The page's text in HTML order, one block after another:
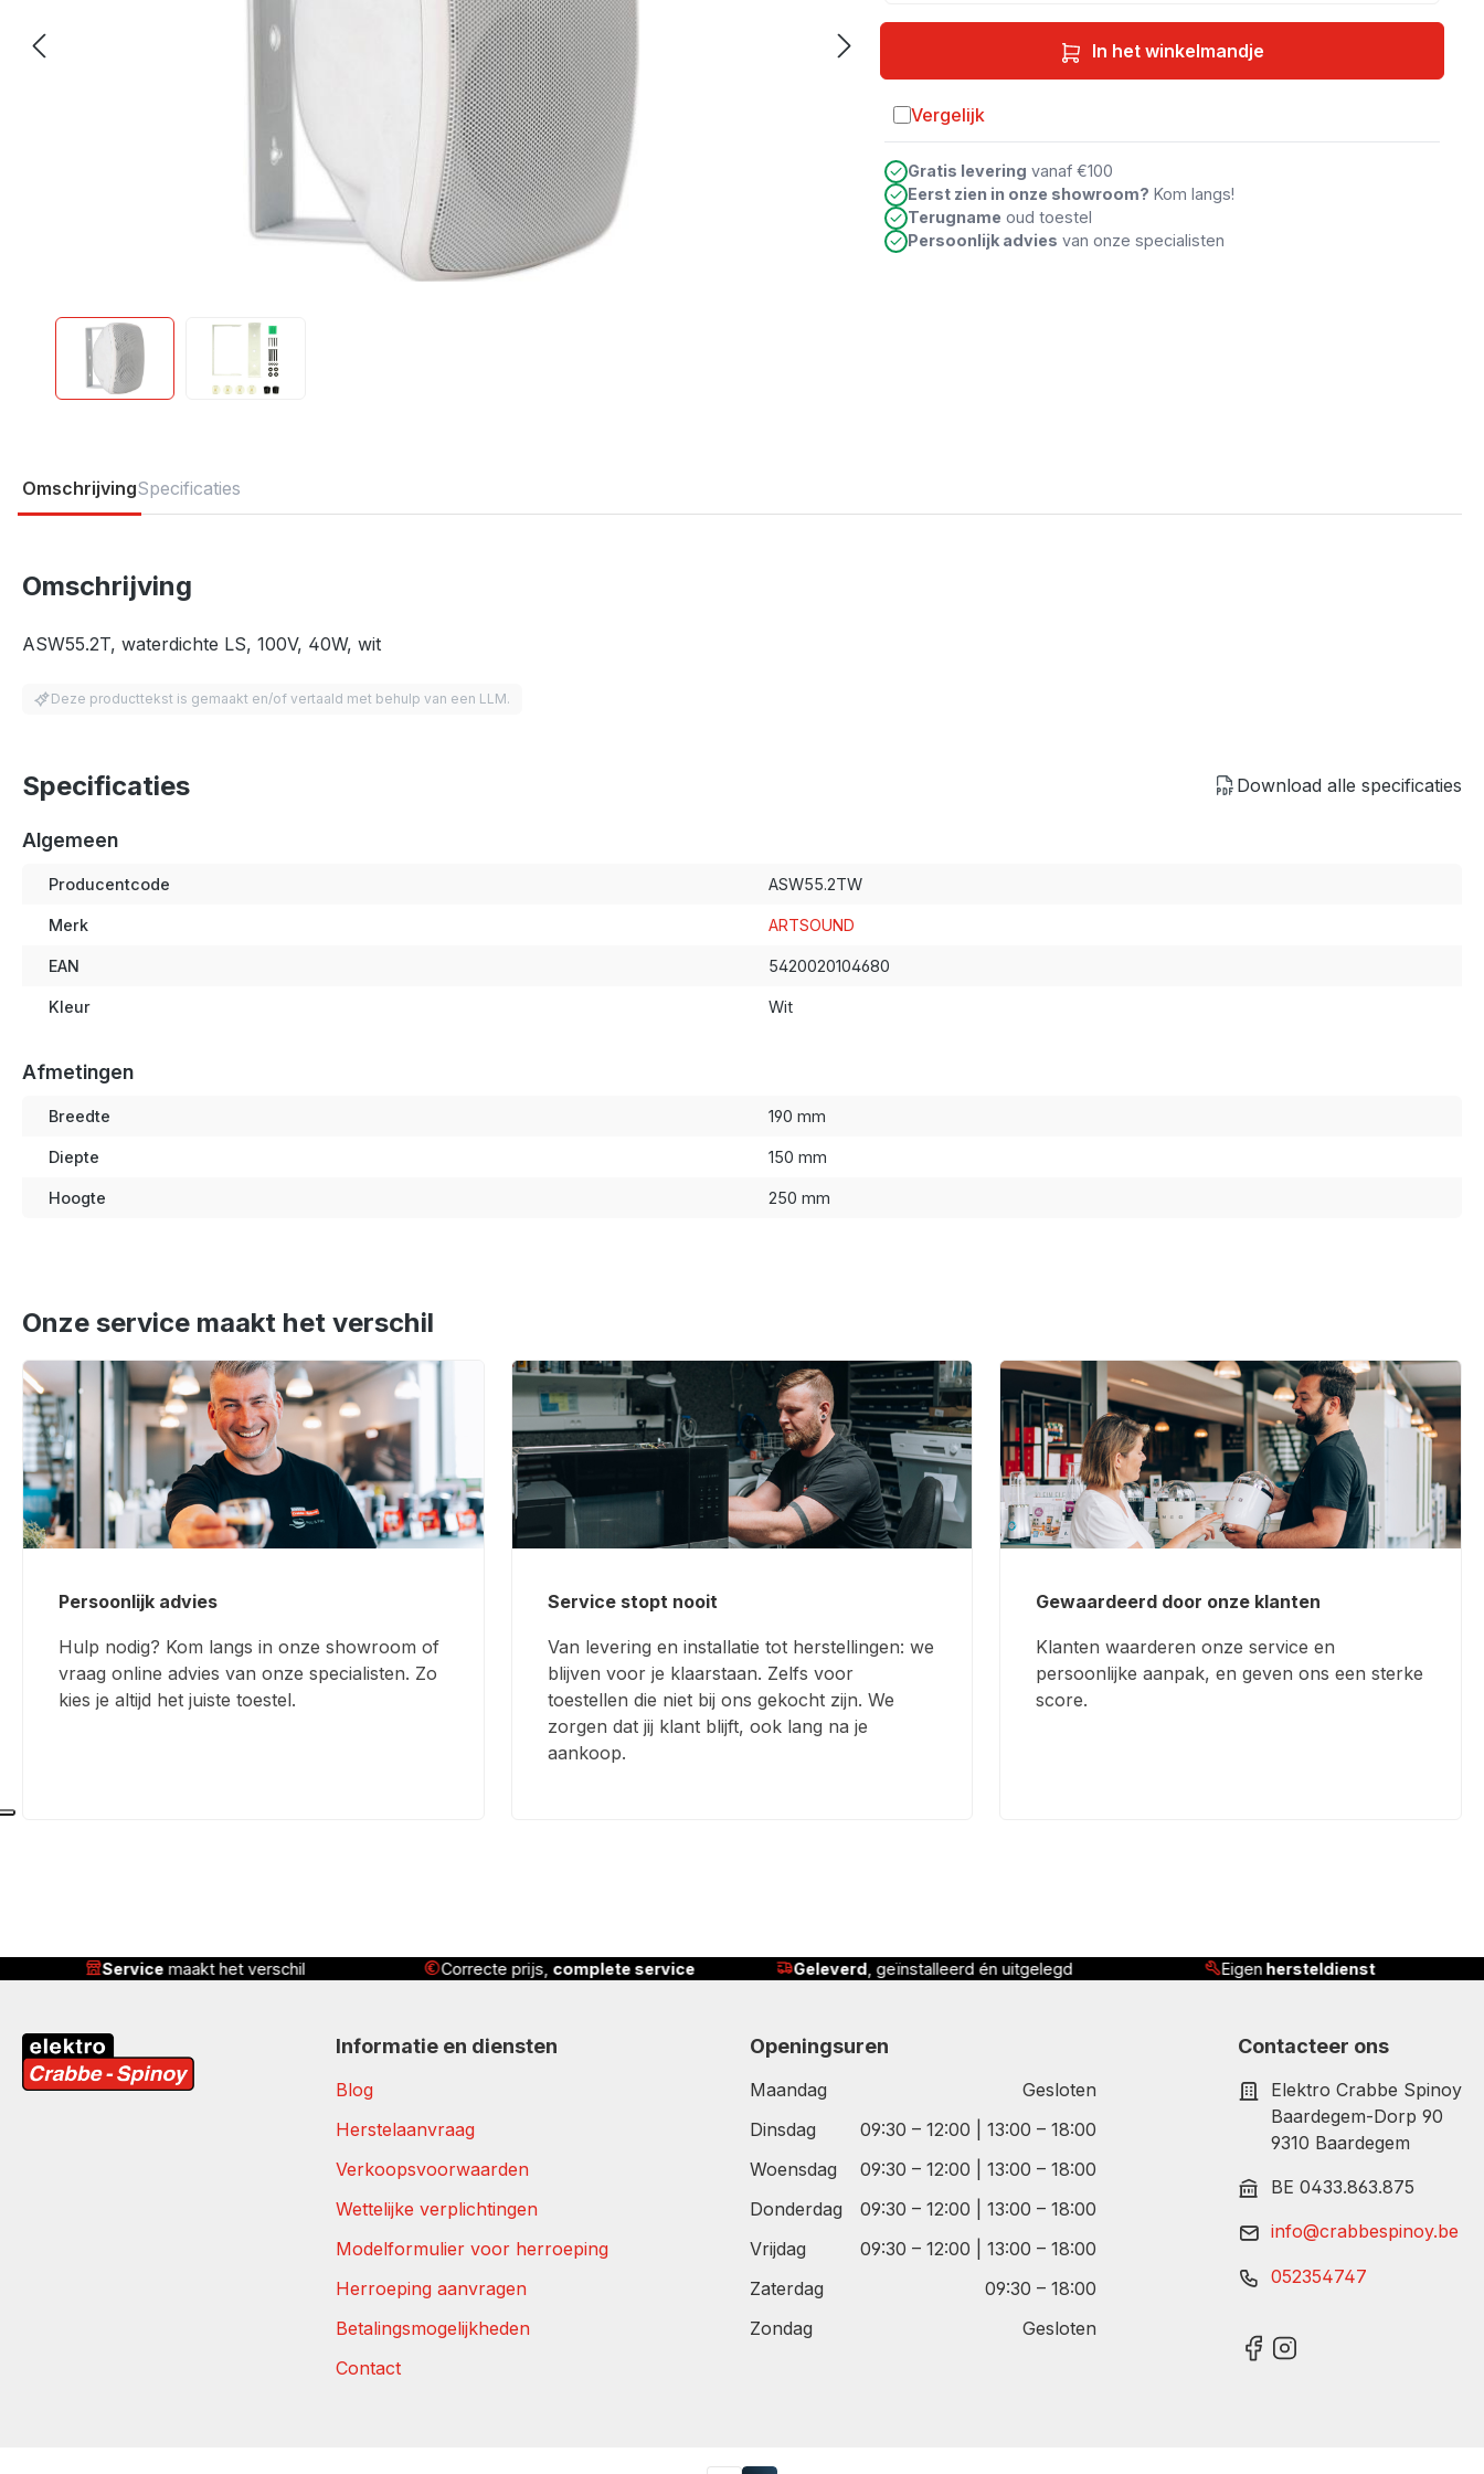
In het winkelmandje
Vergelijk
Toevoegen aan vergelijking
Gratis levering vanaf €100
Eerst zien in onze showroom? Kom langs!
Terugname oud toestel
Persoonlijk advies van onze specialisten
OmschrijvingSpecificaties
Omschrijving
ASW55.2T, waterdichte LS, 100V, 40W, wit
Deze producttekst is gemaakt en/of vertaald met behulp van een LLM.
Specificaties Download alle specificaties
Algemeen
Producentcode ASW55.2TW
Merk ARTSOUND
EAN 5420020104680
Kleur Wit
Afmetingen
Breedte 190 mm
Diepte 150 mm
Hoogte 250 mm
Onze service maakt het verschil
Persoonlijk advies
Hulp nodig? Kom langs in onze showroom of
vraag online advies van onze specialisten. Zo
kies je altijd het juiste toestel.
Service stopt nooit
Van levering en installatie tot herstellingen: we
blijven voor je klaarstaan. Zelfs voor
toestellen die niet bij ons gekocht zijn. We
zorgen dat jij klant blijft, ook lang na je
aankoop.
Gewaardeerd door onze klanten
Klanten waarderen onze service en
persoonlijke aanpak, en geven ons een sterke
score.
Correcte prijs,complete service Geleverd , geïnstalleerd én uitgelegd Eigenhersteldienst Klanten beoordelen ons met
Informatie en diensten
Blog
Herstelaanvraag
Verkoopsvoorwaarden
Wettelijke verplichtingen
Modelformulier voor herroeping
Herroeping aanvragen
Betalingsmogelijkheden
Contact
Openingsuren
Maandag
Gesloten
Dinsdag
09:30 – 12:00 | 13:00 – 18:00
Woensdag
09:30 – 12:00 | 13:00 – 18:00
Donderdag
09:30 – 12:00 | 13:00 – 18:00
Vrijdag
09:30 – 12:00 | 13:00 – 18:00
Zaterdag
09:30 – 18:00
Zondag
Gesloten
Contacteer ons
Elektro Crabbe Spinoy
Baardegem-Dorp 90
9310 Baardegem
BE 0433.863.875
info@crabbespinoy.be
052354747